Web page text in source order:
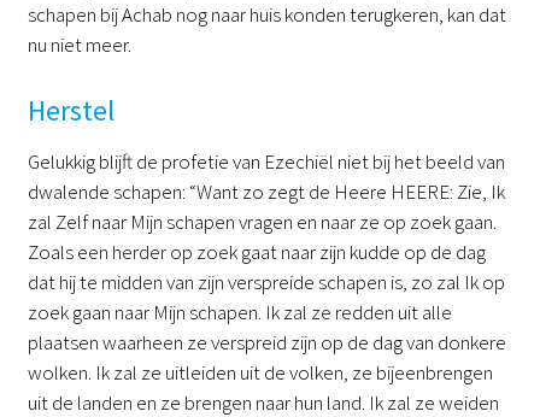
schapen bij Achab nog naar huis konden terugkeren, kan dat
nu niet meer.
Herstel
Gelukkig blijft de profetie van Ezechiël niet bij het beeld van
dwalende schapen: “Want zo zegt de Heere HEERE: Zie, Ik
zal Zelf naar Mijn schapen vragen en naar ze op zoek gaan.
Zoals een herder op zoek gaat naar zijn kudde op de dag
dat hij te midden van zijn verspreide schapen is, zo zal Ik op
zoek gaan naar Mijn schapen. Ik zal ze redden uit alle
plaatsen waarheen ze verspreid zijn op de dag van donkere
wolken. Ik zal ze uitleiden uit de volken, ze bijeenbrengen
uit de landen en ze brengen naar hun land. Ik zal ze weiden